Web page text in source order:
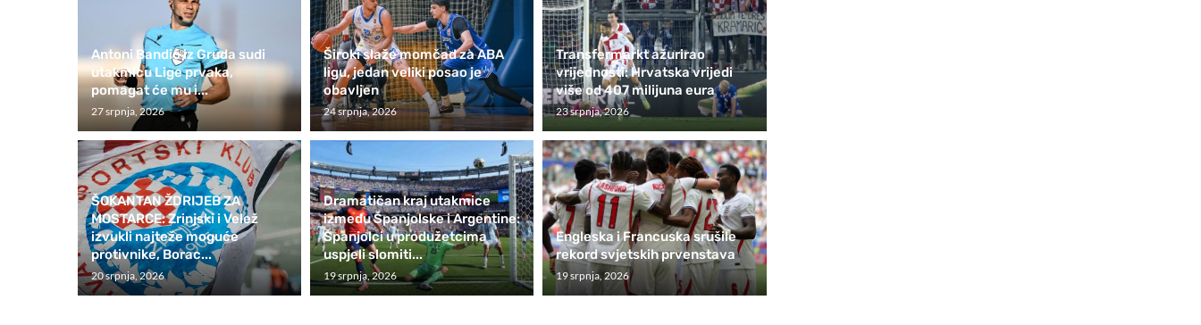
Antoni Bandić iz Gruda sudi
utakmicu Lige prvaka,
pomagat će mu i...
27 srpnja, 2026
Široki slaže momčad za ABA
ligu, jedan veliki posao je
obavljen
24 srpnja, 2026
Transfermarkt ažurirao
vrijednosti: Hrvatska vrijedi
više od 407 milijuna eura
23 srpnja, 2026
ŠOKANTAN ŽDRIJEB ZA
MOSTARCE: Zrinjski i Velež
izvukli najteže moguće
protivnike, Borac...
20 srpnja, 2026
Dramatičan kraj utakmice
između Španjolske i Argentine:
Španjolci u produžetcima
uspjeli slomiti...
19 srpnja, 2026
Engleska i Francuska srušile
rekord svjetskih prvenstava
19 srpnja, 2026